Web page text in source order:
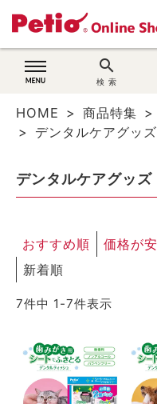
search
検 索
猫用品
目的別に探す
ACCOUNT MENU
ようこそ ゲスト 様
HOME 商品特集
デンタルケアグッズ
デンタルケアグッズ
おすすめ順 価格が
新着順
7件中 1 -7件表示